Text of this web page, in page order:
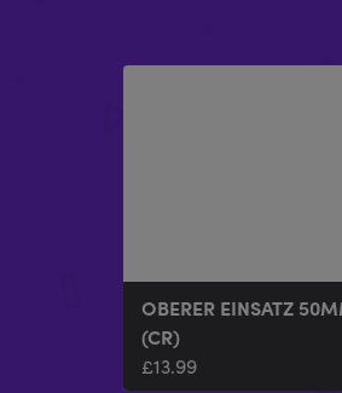
OBERER EINSATZ
(CR)
£13.99